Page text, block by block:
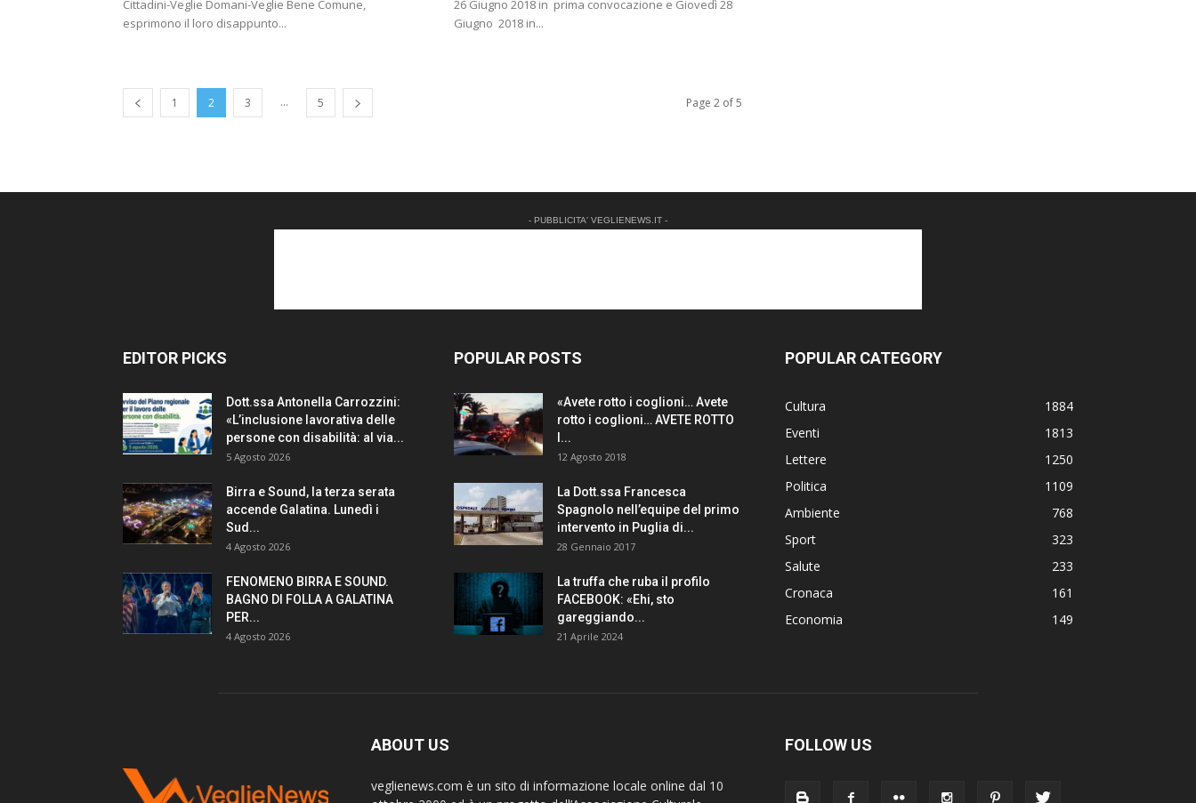
Cittadini-Veglie Domani-Veglie Bene Comune,
esprimono il loro disappunto...
26 Giugno 2018 in prima convocazione e Giovedì 28
Giugno 2018 in...
1 2 3 ... 5 Page 2 of 5
- PUBBLICITA' VEGLIENEWS.IT -
EDITOR PICKS
Dott.ssa Antonella Carrozzini:
«L’inclusione lavorativa delle
persone con disabilità: al via...
5 Agosto 2026
Birra e Sound, la terza serata
accende Galatina. Lunedì i
Sud...
4 Agosto 2026
FENOMENO BIRRA E SOUND.
BAGNO DI FOLLA A GALATINA
PER...
4 Agosto 2026
POPULAR POSTS
«Avete rotto i coglioni… Avete
rotto i coglioni… AVETE ROTTO
I...
12 Agosto 2018
La Dott.ssa Francesca
Spagnolo nell’equipe del primo
intervento in Puglia di...
28 Gennaio 2017
La truffa che ruba il profilo
FACEBOOK: «Ehi, sto
gareggiando...
21 Aprile 2024
POPULAR CATEGORY
Cultura
1884
Eventi
1813
Lettere
1250
Politica
1109
Ambiente
768
Sport
323
Salute
233
Cronaca
161
Economia
149
ABOUT US
veglienews.com è un sito di informazione locale online dal 10
FOLLOW US